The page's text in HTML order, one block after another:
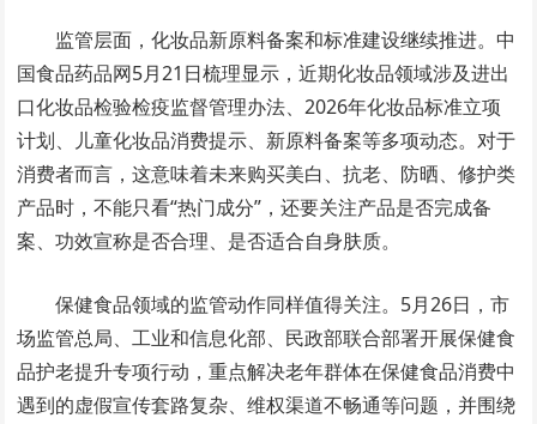
监管层面，化妆品新原料备案和标准建设继续推进。中
国食品药品网5月21日梳理显示，近期化妆品领域涉及进出
口化妆品检验检疫监督管理办法、2026年化妆品标准立项
计划、儿童化妆品消费提示、新原料备案等多项动态。对于
消费者而言，这意味着未来购买美白、抗老、防晒、修护类
产品时，不能只看“热门成分”，还要关注产品是否完成备
案、功效宣称是否合理、是否适合自身肤质。
保健食品领域的监管动作同样值得关注。5月26日，市
场监管总局、工业和信息化部、民政部联合部署开展保健食
品护老提升专项行动，重点解决老年群体在保健食品消费中
遇到的虚假宣传套路复杂、维权渠道不畅通等问题，并围绕